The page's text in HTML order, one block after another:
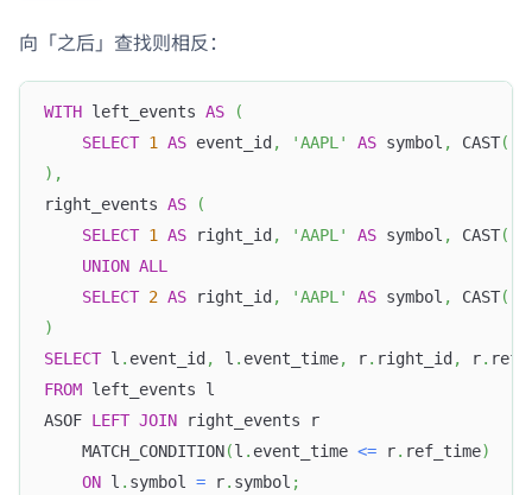
向「之后」查找则相反：
WITH left_events AS
(
SELECT 1 AS event_id , 'AAPL' AS symbol , CAST(
) ,
right_events AS
(
SELECT 1 AS right_id , 'AAPL' AS symbol , CAST(
UNION ALL
SELECT 2 AS right_id , 'AAPL' AS symbol , CAST(
)
SELECT l . event_id , l . event_time, r. right_id , r.
FROM left_events l
ASOF LEFT JOIN right_events r
    MATCH_CONDITION
(l . event_time <= r. ref_time)
ON l . symbol = r. symbol ;